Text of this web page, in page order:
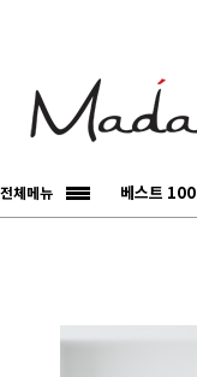
전체메뉴 베스트 100